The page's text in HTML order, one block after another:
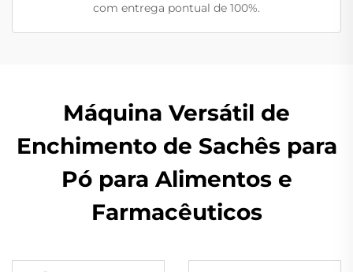
com entrega pontual de 100%.
Máquina Versátil de
Enchimento de Sachês para
Pó para Alimentos e
Farmacêuticos